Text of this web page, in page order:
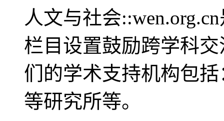
人文与社会
栏目设置鼓励跨学科
们的学术支持机构包
等研究所等。